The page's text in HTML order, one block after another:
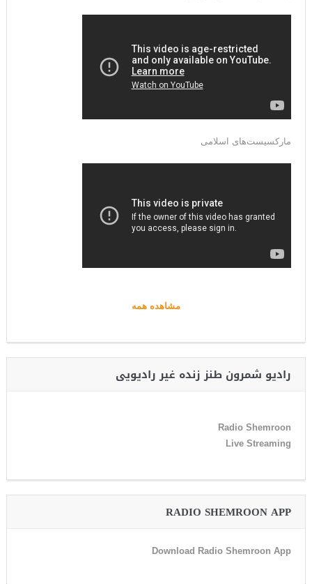
مارکسیست‌های اسلامی
مشاهده همه
رادیو شمرون طنز زنده غیر رادیویی
Radio Shemroon
Live Streaming
RADIO SHEMROON APP
Download Radio Shemroon App